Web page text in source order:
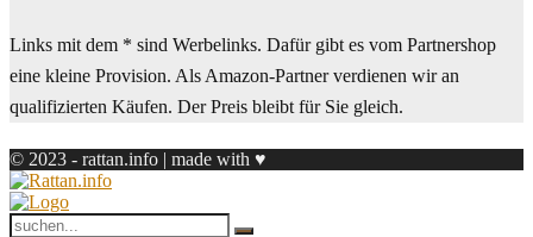
Links mit dem * sind Werbelinks. Dafür gibt es vom Partnershop
eine kleine Provision. Als Amazon-Partner verdienen wir an
qualifizierten Käufen. Der Preis bleibt für Sie gleich.
© 2023 - rattan.info | made with ♥